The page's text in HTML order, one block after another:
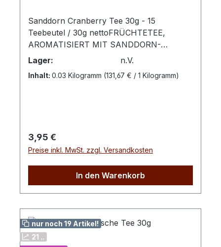
Sanddorn Cranberry Tee 30g - 15
Teebeutel / 30g nettoFRÜCHTETEE,
AROMATISIERT MIT SANDDORN-
CRANBERRY-GESCHMACK Zubereitung:
Pro Tasse 1 Aufgussbeutel mit kochendem
Wasser übergießen und 5 -10 Minuten
Vanillepulver, Bio-Cranberrys,
Sanddornbeeren
Lager: n.V.
Inhalt: 0.03 Kilogramm (131,67 € / 1 Kilogramm)
Regulärer Preis:
3,95 €
Preise inkl. MwSt. zzgl. Versandkosten
In den Warenkorb
nur noch 19 Artikel!
21 ..